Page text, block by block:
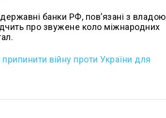
банки РФ, пов’язані з владою
про звужене коло міжнародних
припинити війну проти України для